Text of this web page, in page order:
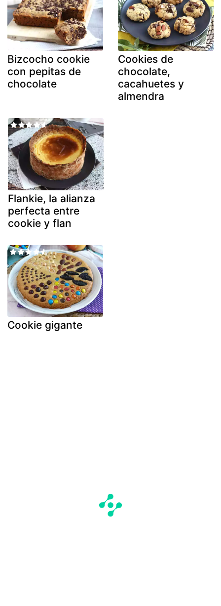
Bizcocho cookie
con pepitas de
chocolate
Cookies de
chocolate,
cacahuetes y
almendra
Flankie, la alianza
perfecta entre
cookie y flan
Cookie gigante